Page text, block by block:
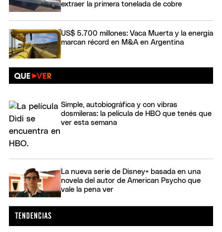
extraer la primera tonelada de cobre
US$ 5.700 millones: Vaca Muerta y la energía
marcan récord en M&A en Argentina
Simple, autobiográfica y con vibras
dosmileras: la película de HBO que tenés que
ver esta semana
La nueva serie de Disney+ basada en una
novela del autor de American Psycho que
vale la pena ver